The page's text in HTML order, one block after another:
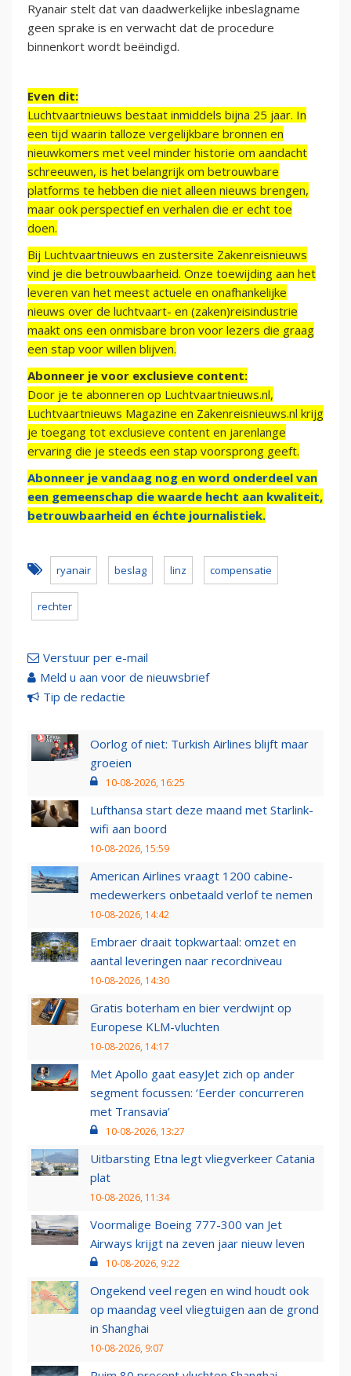
Ryanair stelt dat van daadwerkelijke inbeslagname
geen sprake is en verwacht dat de procedure
binnenkort wordt beëindigd.
Even dit:
Luchtvaartnieuws bestaat inmiddels bijna 25 jaar. In
een tijd waarin talloze vergelijkbare bronnen en
nieuwkomers met veel minder historie om aandacht
schreeuwen, is het belangrijk om betrouwbare
platforms te hebben die niet alleen nieuws brengen,
maar ook perspectief en verhalen die er echt toe
doen.
Bij Luchtvaartnieuws en zustersite Zakenreisnieuws
vind je die betrouwbaarheid. Onze toewijding aan het
leveren van het meest actuele en onafhankelijke
nieuws over de luchtvaart- en (zaken)reisindustrie
maakt ons een onmisbare bron voor lezers die graag
een stap voor willen blijven.
Abonneer je voor exclusieve content:
Door je te abonneren op Luchtvaartnieuws.nl,
Luchtvaartnieuws Magazine en Zakenreisnieuws.nl krijg
je toegang tot exclusieve content en jarenlange
ervaring die je steeds een stap voorsprong geeft.
Abonneer je vandaag nog en word onderdeel van
een gemeenschap die waarde hecht aan kwaliteit,
betrouwbaarheid en échte journalistiek.
ryanair beslag linz compensatie
rechter
Verstuur per e-mail
Meld u aan voor de nieuwsbrief
Tip de redactie
Oorlog of niet: Turkish Airlines blijft maar
groeien
10-08-2026, 16:25
Lufthansa start deze maand met Starlink-
wifi aan boord
10-08-2026, 15:59
American Airlines vraagt 1200 cabine-
medewerkers onbetaald verlof te nemen
10-08-2026, 14:42
Embraer draait topkwartaal: omzet en
aantal leveringen naar recordniveau
10-08-2026, 14:30
Gratis boterham en bier verdwijnt op
Europese KLM-vluchten
10-08-2026, 14:17
Met Apollo gaat easyJet zich op ander
segment focussen: ‘Eerder concurreren
met Transavia’
10-08-2026, 13:27
Uitbarsting Etna legt vliegverkeer Catania
plat
10-08-2026, 11:34
Voormalige Boeing 777-300 van Jet
Airways krijgt na zeven jaar nieuw leven
10-08-2026, 9:22
Ongekend veel regen en wind houdt ook
op maandag veel vliegtuigen aan de grond
in Shanghai
10-08-2026, 9:07